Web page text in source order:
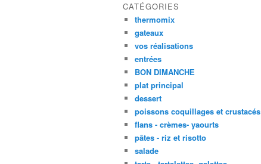
CATÉGORIES
thermomix
gateaux
vos réalisations
entrées
BON DIMANCHE
plat principal
dessert
poissons coquillages et crustacés
flans - crèmes- yaourts
pâtes - riz et risotto
salade